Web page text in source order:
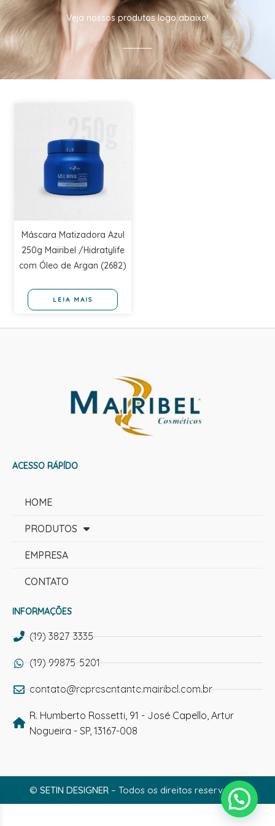
Veja nossos produtos logo abaixo!
Máscara Matizadora Azul
250g Mairibel /Hidratylife
com Óleo de Argan (2682)
LEIA MAIS
ACESSO RÁPÍDO
HOME
PRODUTOS
EMPRESA
CONTATO
INFORMAÇÕES
(19) 3827-3335
(19) 99875-5201
contato@representante.mairibel.com.br
R. Humberto Rossetti, 91 - José Capello, Artur
Nogueira - SP, 13167-008
© SETIN DESIGNER– Todos os direitos reservados.